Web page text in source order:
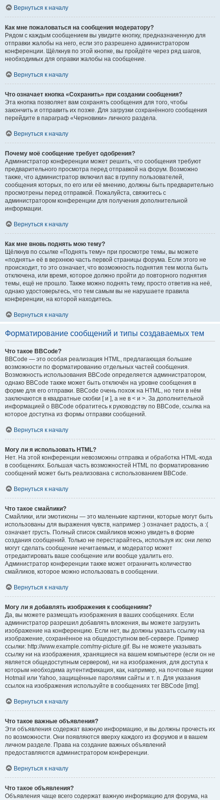
Вернуться к началу
Как мне пожаловаться на сообщения модератору?
Рядом с каждым сообщением вы увидите кнопку, предназначенную для
отправки жалобы на него, если это разрешено администратором
конференции. Щёлкнув по этой кнопке, вы пройдёте через ряд шагов,
необходимых для оправки жалобы на сообщение.
Вернуться к началу
Что означает кнопка «Сохранить» при создании сообщения?
Эта кнопка позволяет вам сохранять сообщения для того, чтобы
закончить и отправить их позже. Для загрузки сохранённого сообщения
перейдите в параграф «Черновики» личного раздела.
Вернуться к началу
Почему моё сообщение требует одобрения?
Администратор конференции может решить, что сообщения требуют
предварительного просмотра перед отправкой на форум. Возможно
также, что администратор включил вас в группу пользователей,
сообщения которых, по его или её мнению, должны быть предварительно
просмотрены перед отправкой. Пожалуйста, свяжитесь с
администратором конференции для получения дополнительной
информации.
Вернуться к началу
Как мне вновь поднять мою тему?
Щёлкнув по ссылке «Поднять тему» при просмотре темы, вы можете
«поднять» её в верхнюю часть первой страницы форума. Если этого не
происходит, то это означает, что возможность поднятия тем могла быть
отключена, или время, которое должно пройти до повторного поднятия
темы, ещё не прошло. Также можно поднять тему, просто ответив на неё,
однако удостоверьтесь, что тем самым вы не нарушаете правила
конференции, на которой находитесь.
Вернуться к началу
Форматирование сообщений и типы создаваемых тем
Что такое BBCode?
BBCode — это особая реализация HTML, предлагающая большие
возможности по форматированию отдельных частей сообщения.
Возможность использования BBCode определяется администратором,
однако BBCode также может быть отключён на уровне сообщения в
форме для его отправки. BBCode очень похож на HTML, но теги в нём
заключаются в квадратные скобки [ и ], а не в < и >. За дополнительной
информацией о BBCode обратитесь к руководству по BBCode, ссылка на
которое доступна из формы отправки сообщений.
Вернуться к началу
Могу ли я использовать HTML?
Нет. На этой конференции невозможны отправка и обработка HTML-кода
в сообщениях. Большая часть возможностей HTML по форматированию
сообщений может быть реализована с использованием BBCode.
Вернуться к началу
Что такое смайлики?
Смайлики, или эмотиконы — это маленькие картинки, которые могут быть
использованы для выражения чувств, например :) означает радость, а :(
означает грусть. Полный список смайликов можно увидеть в форме
создания сообщений. Только не перестарайтесь, используя их: они легко
могут сделать сообщение нечитаемым, и модератор может
отредактировать ваше сообщение или вообще удалить его.
Администратор конференции также может ограничить количество
смайликов, которое можно использовать в сообщении.
Вернуться к началу
Могу ли я добавлять изображения к сообщениям?
Да, вы можете размещать изображения в ваших сообщениях. Если
администратор разрешил добавлять вложения, вы можете загрузить
изображение на конференцию. Если нет, вы должны указать ссылку на
изображение, сохранённое на общедоступном веб-сервере. Пример
ссылки: http://www.example.com/my-picture.gif. Вы не можете указывать
ссылку ни на изображения, хранящиеся на вашем компьютере (если он не
является общедоступным сервером), ни на изображения, для доступа к
которым необходима аутентификация, как, например, на почтовые ящики
Hotmail или Yahoo, защищённые паролями сайты и т. п. Для указания
ссылок на изображения используйте в сообщениях тег BBCode [img].
Вернуться к началу
Что такое важные объявления?
Эти объявления содержат важную информацию, и вы должны прочесть их
по возможности. Они появляются вверху каждого из форумов и в вашем
личном разделе. Права на создание важных объявлений
предоставляются администратором конференции.
Вернуться к началу
Что такое объявления?
Объявления чаще всего содержат важную информацию для форума, на